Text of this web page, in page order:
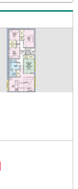
ダメだった方もご相
ーム購入』をご提案